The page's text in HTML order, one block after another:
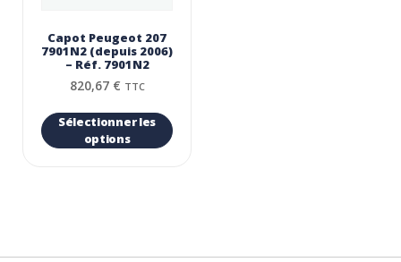
Capot Peugeot 207
7901N2 (depuis 2006)
– Réf. 7901N2
820,67 € TTC
Sélectionner les
options